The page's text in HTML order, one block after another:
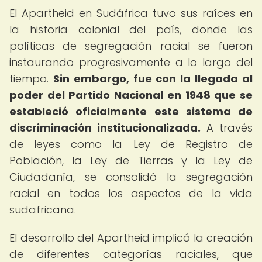
El Apartheid en Sudáfrica tuvo sus raíces en
la historia colonial del país, donde las
políticas de segregación racial se fueron
instaurando progresivamente a lo largo del
tiempo. Sin embargo, fue con la llegada al
poder del Partido Nacional en 1948 que se
estableció oficialmente este sistema de
discriminación institucionalizada. A través
de leyes como la Ley de Registro de
Población, la Ley de Tierras y la Ley de
Ciudadanía, se consolidó la segregación
racial en todos los aspectos de la vida
sudafricana.
El desarrollo del Apartheid implicó la creación
de diferentes categorías raciales, que